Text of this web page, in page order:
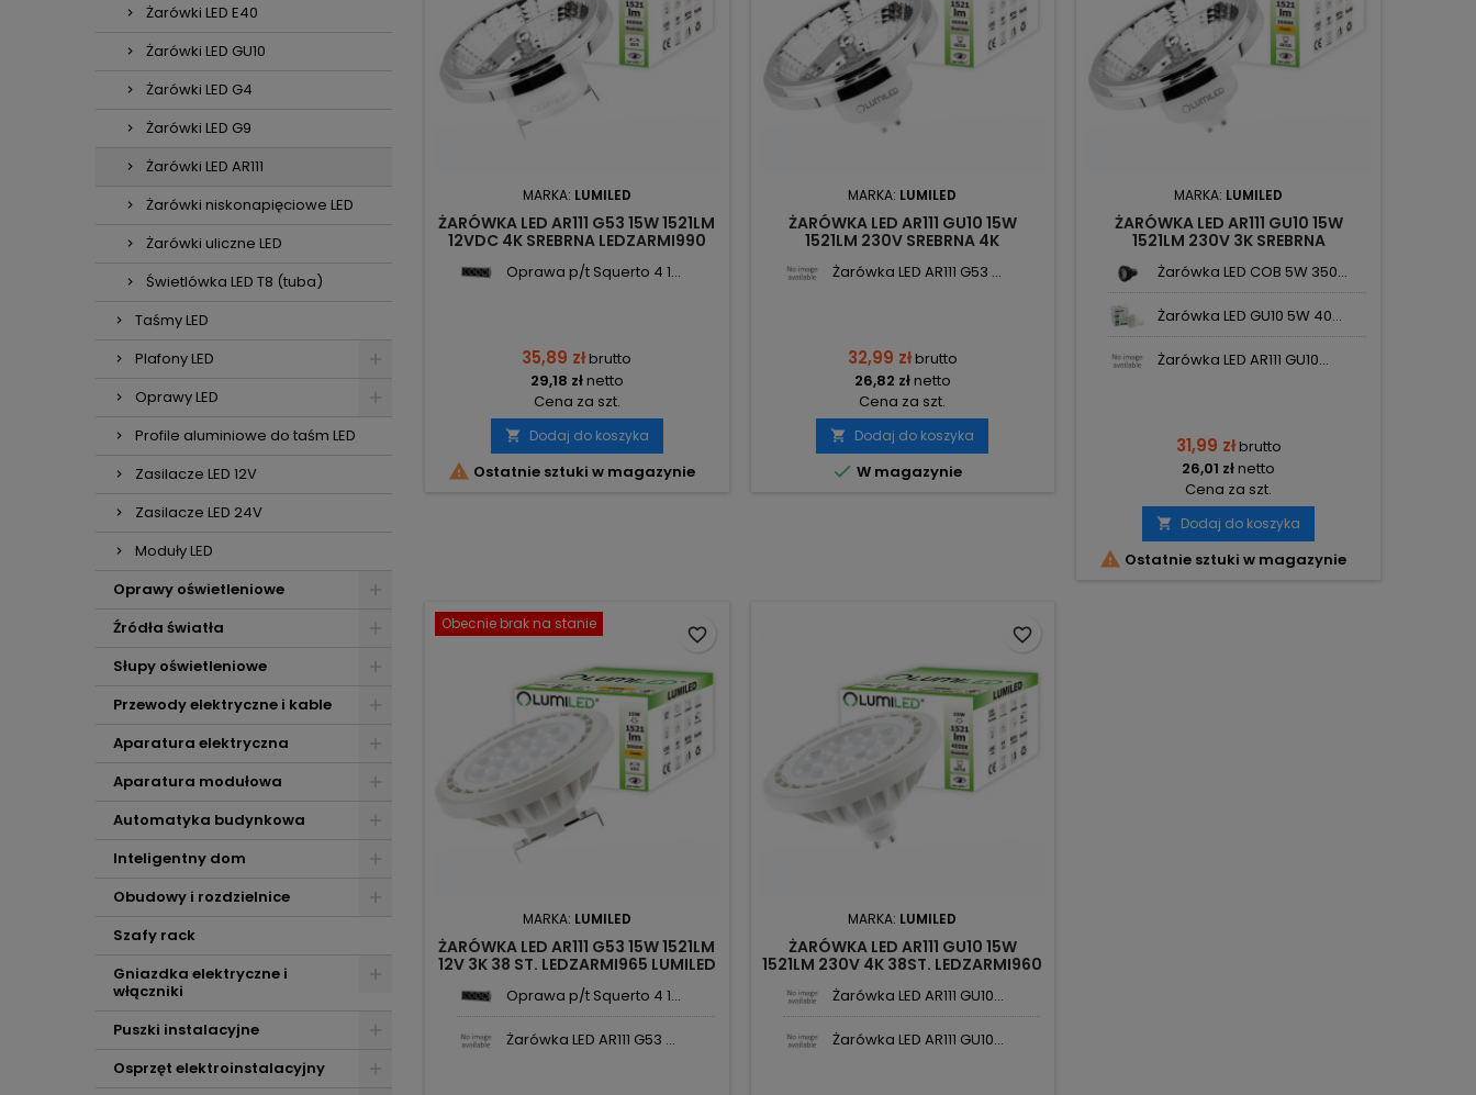
Żarówki LED E40
Żarówki LED GU10
Żarówki LED G4
Żarówki LED G9
Żarówki LED AR111
Żarówki niskonapięciowe LED
Żarówki uliczne LED
Świetlówka LED T8 (tuba)
Taśmy LED
Plafony LED
Oprawy LED
Profile aluminiowe do taśm LED
Zasilacze LED 12V
Zasilacze LED 24V
Moduły LED
Oprawy oświetleniowe
Źródła światła
Słupy oświetleniowe
Przewody elektryczne i kable
Aparatura elektryczna
Aparatura modułowa
Automatyka budynkowa
Inteligentny dom
Obudowy i rozdzielnice
Szafy rack
Gniazdka elektryczne i
włączniki
Puszki instalacyjne
Osprzęt elektroinstalacyjny
MARKA: LUMILED
ŻARÓWKA LED AR111 G53 15W 1521LM
12VDC 4K SREBRNA LEDZARMI990
Oprawa p/t Squerto 4 1...
35,89 złbrutto
29,18 złnetto
Cena za szt.
 Dodaj do koszyka
 Ostatnie sztuki w magazynie
MARKA: LUMILED
ŻARÓWKA LED AR111 GU10 15W
1521LM 230V SREBRNA 4K
Żarówka LED AR111 G53 ...
32,99 złbrutto
26,82 złnetto
Cena za szt.
 Dodaj do koszyka
 W magazynie
MARKA: LUMILED
ŻARÓWKA LED AR111 GU10 15W
1521LM 230V 3K SREBRNA
Żarówka LED COB 5W 350...
Żarówka LED GU10 5W 40...
Żarówka LED AR111 GU10...
31,99 złbrutto
26,01 złnetto
Cena za szt.
 Dodaj do koszyka
 Ostatnie sztuki w magazynie
Obecnie brak na stanie
MARKA: LUMILED
ŻARÓWKA LED AR111 G53 15W 1521LM
12V 3K 38 ST. LEDZARMI965 LUMILED
Oprawa p/t Squerto 4 1...
Żarówka LED AR111 G53 ...
favorite_border
MARKA: LUMILED
ŻARÓWKA LED AR111 GU10 15W
1521LM 230V 4K 38ST. LEDZARMI960
Żarówka LED AR111 GU10...
Żarówka LED AR111 GU10...
favorite_border